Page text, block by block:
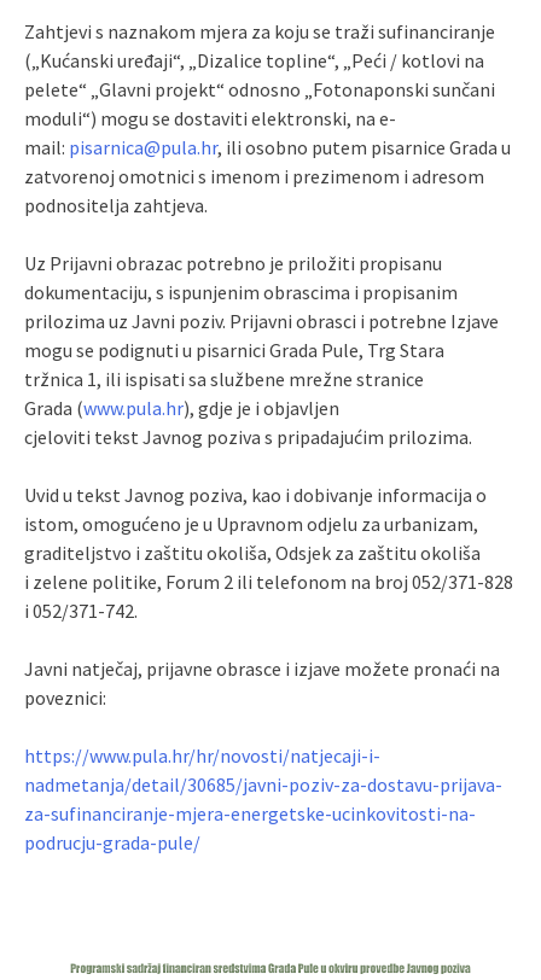
Zahtjevi s naznakom mjera za koju se traži sufinanciranje
(„Kućanski uređaji“, „Dizalice topline“, „Peći / kotlovi na
pelete“ „Glavni projekt“ odnosno „Fotonaponski sunčani
moduli“) mogu se dostaviti elektronski, na e-
mail: pisarnica@pula.hr, ili osobno putem pisarnice Grada u
zatvorenoj omotnici s imenom i prezimenom i adresom
podnositelja zahtjeva.
Uz Prijavni obrazac potrebno je priložiti propisanu
dokumentaciju, s ispunjenim obrascima i propisanim
prilozima uz Javni poziv. Prijavni obrasci i potrebne Izjave
mogu se podignuti u pisarnici Grada Pule, Trg Stara
tržnica 1, ili ispisati sa službene mrežne stranice
Grada (www.pula.hr), gdje je i objavljen
cjeloviti tekst Javnog poziva s pripadajućim prilozima.
Uvid u tekst Javnog poziva, kao i dobivanje informacija o
istom, omogućeno je u Upravnom odjelu za urbanizam,
graditeljstvo i zaštitu okoliša, Odsjek za zaštitu okoliša
i zelene politike, Forum 2 ili telefonom na broj 052/371-828
i 052/371-742.
Javni natječaj, prijavne obrasce i izjave možete pronaći na
poveznici:
https://www.pula.hr/hr/novosti/natjecaji-i-
nadmetanja/detail/30685/javni-poziv-za-dostavu-prijava-
za-sufinanciranje-mjera-energetske-ucinkovitosti-na-
podrucju-grada-pule/